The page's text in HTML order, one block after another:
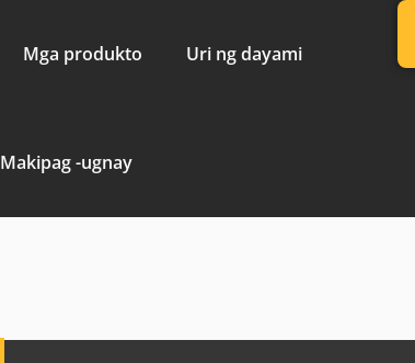
Mga produkto Uri ng dayami
Makipag -ugnay